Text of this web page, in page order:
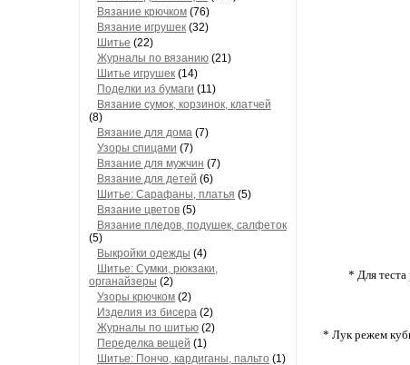
Вязание крючком (76)
Вязание игрушек (32)
Шитье (22)
Журналы по вязанию (21)
Шитье игрушек (14)
Поделки из бумаги (11)
Вязание сумок, корзинок, клатчей
(8)
Вязание для дома (7)
Узоры спицами (7)
Вязание для мужчин (7)
Вязание для детей (6)
Шитье: Сарафаны, платья (5)
Вязание цветов (5)
Вязание пледов, подушек, салфеток
(5)
Выкройки одежды (4)
Шитье: Сумки, рюкзаки,
органайзеры (2)
Узоры крючком (2)
Изделия из бисера (2)
Журналы по шитью (2)
Переделка вещей (1)
Шитье: Пончо, кардиганы, пальто (1)
* Для
* Лук режем